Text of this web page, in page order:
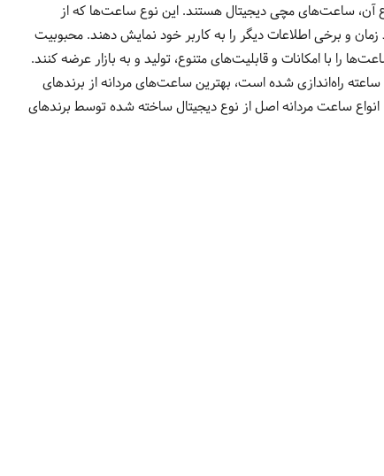
آن، ساعت‌های مچی دیجیتال هستند. این نوع ساعت‌ها که از
و برخی اطلاعات دیگر را به کاربر خود نمایش دهند. محبوبیت
با امکانات و قابلیت‌های متنوع، تولید و به بازار عرضه کنند.
فروشگاه اینترنتی الیت آنلاین که پس از سال‌ها تجربه فروش انواع ساعت مچی مردانه و زنانه در فروشگاه‌های زنجیره‌ای الیت، به منظور ارائه خدمات 24 ساعته راه‌اندازی شده است، بهترین ساعت‌های مردانه از برندهای
ساعت مردانه اصل از نوع دیجیتال ساخته شده توسط برندهای